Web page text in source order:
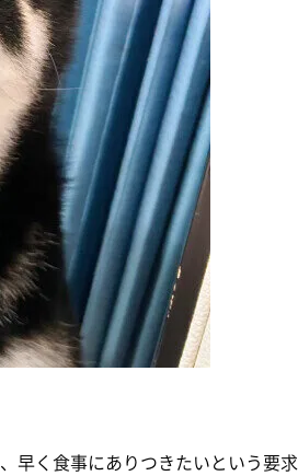
早く食事にありつきたいという要求